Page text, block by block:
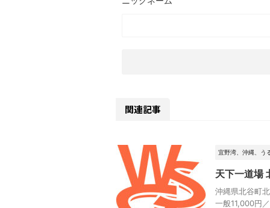
関連記事
宜野湾、沖縄、う
天下一道場
沖縄県北谷町
一般11,000円